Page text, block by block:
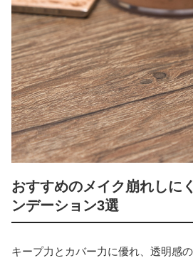
おすすめのメイク崩れしに
ンデーション3選
キープ力とカバー力に優れ、透明感